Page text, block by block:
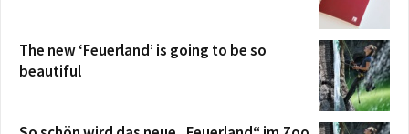
The new ‘Feuerland’ is going to be so
beautiful